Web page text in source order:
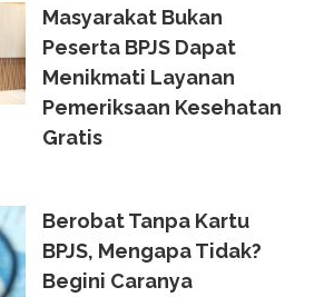
Masyarakat Bukan
Peserta BPJS Dapat
Menikmati Layanan
Pemeriksaan Kesehatan
Gratis
Berobat Tanpa Kartu
BPJS, Mengapa Tidak?
Begini Caranya